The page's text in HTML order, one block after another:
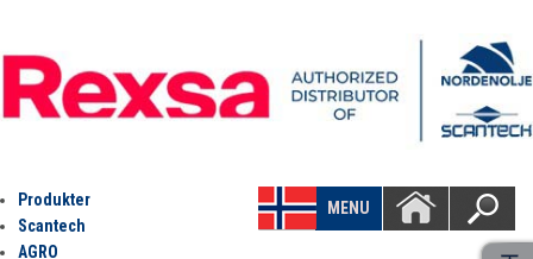
MENU
Produkter
Scantech
AGRO